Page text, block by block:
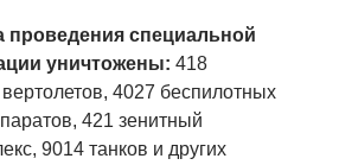
проведения специальной
уничтожены: 418
4027 беспилотных
421 зенитный
9014 танков и других